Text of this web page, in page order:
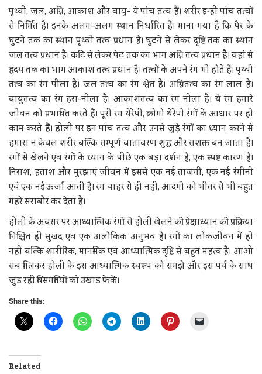
पृथ्वी, जल, अग्नि, आकाश और वायु- ये पांच तत्व हैं। शरीर इन्हीं पांच तत्वों
से निर्मित है। इनके अलग-अलग स्थान निर्धारित हैं। माना गया है कि पैर के
घुटने तक का स्थान पृथ्वी तत्व प्रधान है। घुटने से लेकर दृष्टि तक का स्थान
जल तत्व प्रधान है। कटि से लेकर पेट तक का भाग अग्नि तत्व प्रधान है। वहां से
हृदय तक का भाग आकाश तत्व प्रधान है। तत्वों के अपने रंग भी होते हैं। पृथ्वी
तत्व का रंग पीला है। जल तत्व का रंग श्वेत है। अग्नितत्व का रंग लाल है।
वायुतत्व का रंग हरा-नीला है। आकाशतत्व का रंग नीला है। ये रंग हमारे
जीवन को प्रभावित करते हैं। पूरी रंग थेरेपी, क्रोमो थेरेपी रंगों के आधार पर ही
काम करते हैं। होली पर इन पांच तत्व और उनसे जुड़े रंगों का ध्यान करने से
हमारा न केवल शरीर बल्कि सम्पूर्ण वातावरण शुद्ध और सशक्त बन जाता है।
रंगों से खेलने एवं रंगों के ध्यान के पीछे एक बड़ा दर्शन है, एक स्पष्ट कारण है।
निराश, हताश और मुरझाएं जीवन में इससे एक नई ताजगी, एक नई रंगीनी
एवं एक नई ऊर्जा आती है। रंग बाहर से ही नहीं, आदमी को भीतर से भी बहुत
गहरे सराबोर कर देता है।
होली के अवसर पर आध्यात्मिक रंगों से होली खेलने की प्रेक्षाध्यान की प्रक्रिया
निश्चित ही सुखद एवं एक अलौकिक अनुभव है। रंगों का लोकजीवन में ही
नहीं बल्कि शारीरिक, मानसिक एवं आध्यात्मिक दृष्टि से बहुत महत्व है। आओ
सब मिलकर होली के इस आध्यात्मिक स्वरूप को समझें और इस पर्व के साथ
जुड़ रही विसंगतियों को उखाड़ फेकें।
Share this:
Related